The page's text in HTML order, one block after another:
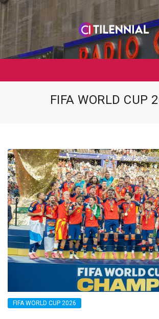
FIFA WORLD CUP
FIFA WORLD CUP 2026